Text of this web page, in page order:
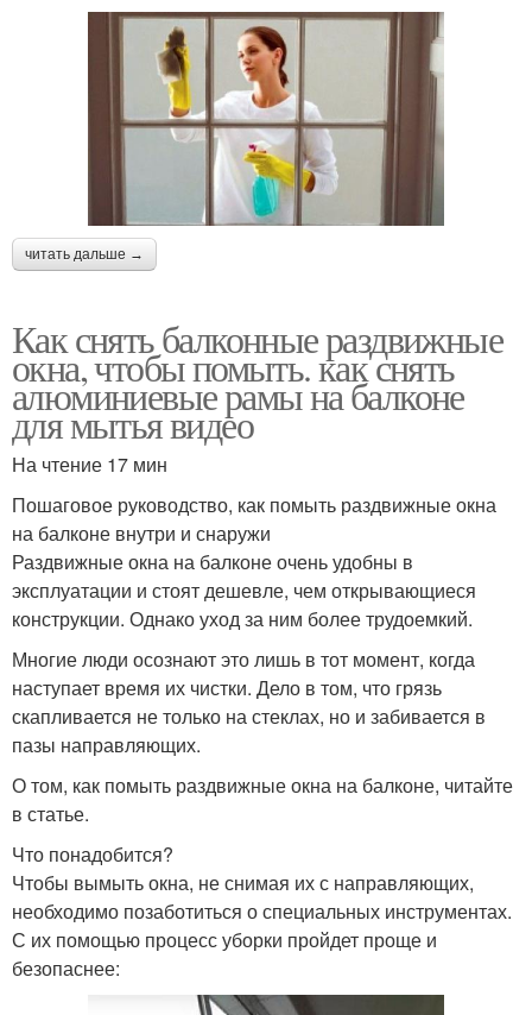
Пластиковые двери Двери на балкон
Системы для
раздвижных дверей
Системы для входных
читать дальше →
Как снять балконные раздвижные
окна, чтобы помыть. как снять
алюминиевые рамы на балконе
для мытья видео
На чтение 17 мин
Пошаговое руководство, как помыть раздвижные окна
на балконе внутри и снаружи
Раздвижные окна на балконе очень удобны в
эксплуатации и стоят дешевле, чем открывающиеся
конструкции. Однако уход за ним более трудоемкий.
Многие люди осознают это лишь в тот момент, когда
наступает время их чистки. Дело в том, что грязь
скапливается не только на стеклах, но и забивается в
пазы направляющих.
О том, как помыть раздвижные окна на балконе, читайте
в статье.
Что понадобится?
Чтобы вымыть окна, не снимая их с направляющих,
необходимо позаботиться о специальных инструментах.
С их помощью процесс уборки пройдет проще и
безопаснее: